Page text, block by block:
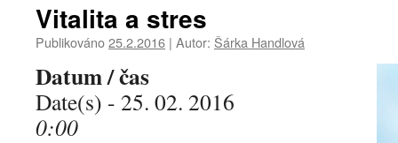
Vitalita a stres
Publikováno25.2.2016 | Autor: Šárka Handlová
Datum / čas
Date(s) - 25. 02. 2016
0:00